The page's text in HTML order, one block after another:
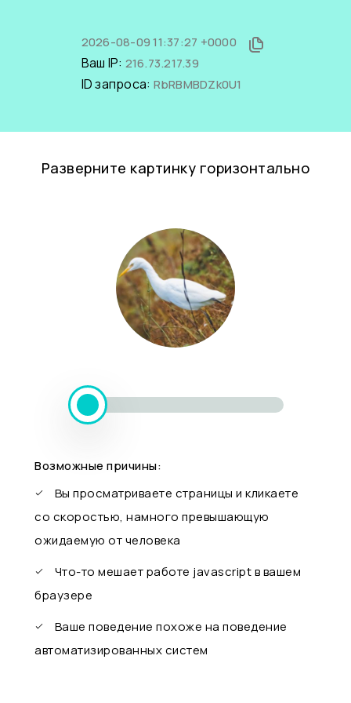
2026-08-09 11:37:27 +0000
Ваш IP: 216.73.217.39
ID запроса: RbRBMBDZk0U1
Разверните картинку горизонтально
Возможные причины:
Вы просматриваете страницы и кликаете
со скоростью, намного превышающую
ожидаемую от человека
Что-то мешает работе javascript в вашем
браузере
Ваше поведение похоже на поведение
автоматизированных систем